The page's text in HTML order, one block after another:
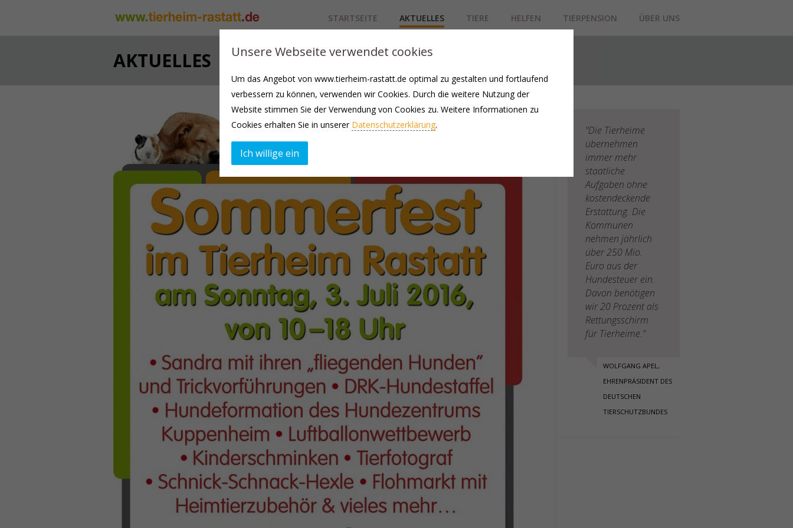
STARTSEITE AKTUELLES TIERE HELFEN TIERPENSION ÜBER UNS
AKTUELLES
"Die Tierheime
übernehmen
immer mehr
staatliche
Aufgaben ohne
kostendeckende
Erstattung. Die
Kommunen
nehmen jährlich
über 250 Mio.
Euro aus der
Hundesteuer ein.
Davon benötigen
wir 20 Prozent als
Rettungsschirm
für Tierheime."
WOLFGANG APEL,
EHRENPRÄSIDENT DES
DEUTSCHEN
TIERSCHUTZBUNDES
Unsere Webseite verwendet cookies
Um das Angebot von www.tierheim-rastatt.de optimal zu gestalten und fortlaufend
verbessern zu können, verwenden wir Cookies. Durch die weitere Nutzung der
Website stimmen Sie der Verwendung von Cookies zu. Weitere Informationen zu
Cookies erhalten Sie in unserer Datenschutzerklärung.
Ich willige ein